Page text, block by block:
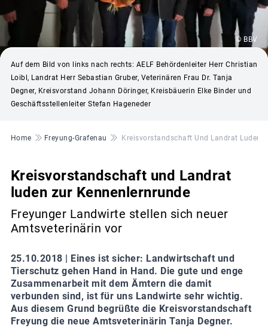
© BBV
Auf dem Bild von links nach rechts: AELF Behördenleiter Herr Christian
Loibl, Landrat Herr Sebastian Gruber, Veterinären Frau Dr. Tanja
Degner, Kreisvorstand Johann Döringer, Kreisbäuerin Elke Binder und
Geschäftsstellenleiter Stefan Hageneder
Pfadnavigation
Home Freyung-Grafenau Kreisvorstandschaft Und Landrat Luden
Kreisvorstandschaft und Landrat
luden zur Kennenlernrunde
Freyunger Landwirte stellen sich neuer
Amtsveterinärin vor
25.10.2018 |
Eines ist sicher: Landwirtschaft und
Tierschutz gehen Hand in Hand. Die gute und enge
Zusammenarbeit mit dem Ämtern die damit
verbunden sind, ist für uns Landwirte sehr wichtig.
Aus diesem Grund begrüßte die Kreisvorstandschaft
Freyung die neue Amtsveterinärin Tanja Degner.